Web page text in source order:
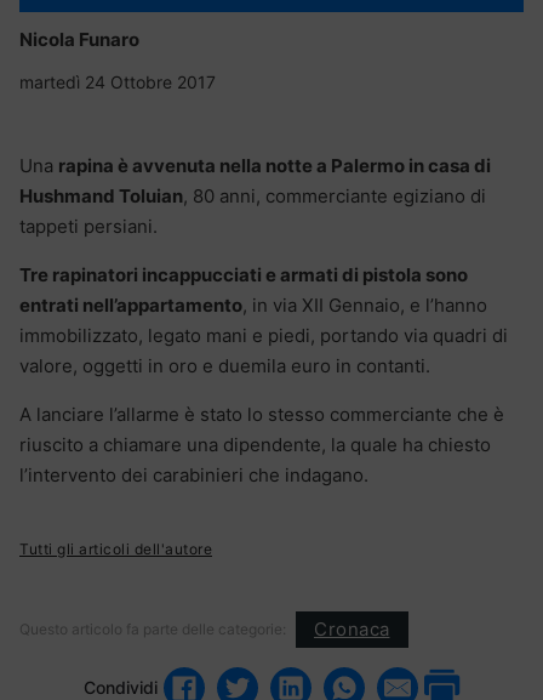
Nicola Funaro
martedì 24 Ottobre 2017
Una rapina è avvenuta nella notte a Palermo in casa di
Hushmand Toluian, 80 anni, commerciante egiziano di
tappeti persiani.
Tre rapinatori incappucciati e armati di pistola sono
entrati nell’appartamento, in via XII Gennaio, e l’hanno
immobilizzato, legato mani e piedi, portando via quadri di
valore, oggetti in oro e duemila euro in contanti.
A lanciare l’allarme è stato lo stesso commerciante che è
riuscito a chiamare una dipendente, la quale ha chiesto
l’intervento dei carabinieri che indagano.
Tutti gli articoli dell'autore
Questo articolo fa parte delle categorie: Cronaca
Condividi